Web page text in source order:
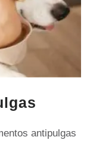
antipulgas